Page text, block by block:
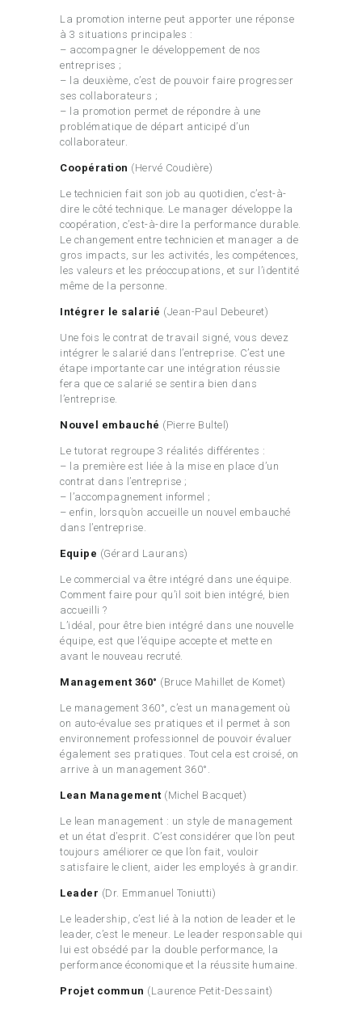
La promotion interne peut apporter une réponse
à 3 situations principales :
– accompagner le développement de nos
entreprises ;
– la deuxième, c’est de pouvoir faire progresser
ses collaborateurs ;
– la promotion permet de répondre à une
problématique de départ anticipé d’un
collaborateur.
Coopération (Hervé Coudière)
Le technicien fait son job au quotidien, c’est-à-
dire le côté technique. Le manager développe la
coopération, c’est-à-dire la performance durable.
Le changement entre technicien et manager a de
gros impacts, sur les activités, les compétences,
les valeurs et les préoccupations, et sur l’identité
même de la personne.
Intégrer le salarié (Jean-Paul Debeuret)
Une fois le contrat de travail signé, vous devez
intégrer le salarié dans l’entreprise. C’est une
étape importante car une intégration réussie
fera que ce salarié se sentira bien dans
l’entreprise.
Nouvel embauché (Pierre Bultel)
Le tutorat regroupe 3 réalités différentes :
– la première est liée à la mise en place d’un
contrat dans l’entreprise ;
– l’accompagnement informel ;
– enfin, lorsqu’on accueille un nouvel embauché
dans l’entreprise.
Equipe (Gérard Laurans)
Le commercial va être intégré dans une équipe.
Comment faire pour qu’il soit bien intégré, bien
accueilli ?
L’idéal, pour être bien intégré dans une nouvelle
équipe, est que l’équipe accepte et mette en
avant le nouveau recruté.
Management 360° (Bruce Mahillet de Komet)
Le management 360°, c’est un management où
on auto-évalue ses pratiques et il permet à son
environnement professionnel de pouvoir évaluer
également ses pratiques. Tout cela est croisé, on
arrive à un management 360°.
Lean Management (Michel Bacquet)
Le lean management : un style de management
et un état d’esprit. C’est considérer que l’on peut
toujours améliorer ce que l’on fait, vouloir
satisfaire le client, aider les employés à grandir.
Leader (Dr. Emmanuel Toniutti)
Le leadership, c’est lié à la notion de leader et le
leader, c’est le meneur. Le leader responsable qui
lui est obsédé par la double performance, la
performance économique et la réussite humaine.
Projet commun (Laurence Petit-Dessaint)